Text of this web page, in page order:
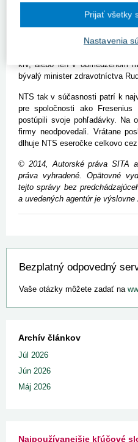
milióna eur. Riaditeľka
HN vyjadrila, že všetky svoje
by im nemocnice platili. "Je
krv, alebo len v obmedzenom
bývalý minister zdravotníctva
NTS tak v súčasnosti patrí k
pre spoločnosti ako
postúpili svoje pohľadávky. Na
firmy neodpovedali. Vrátane
dlhuje NTS eseročke celkovo
© 2014, Autorské práva SITA
práva vyhradené. Opätovné
tejto správy bez
a uvedených agentúr je výslovne
Bezplatný odpovedný
Vaše otázky môžete zadať na
Archív článkov
Júl 2026
Jún 2026
Máj 2026
Najpoužívanejšie kľúčové
Nastavenia
Prijať všetky